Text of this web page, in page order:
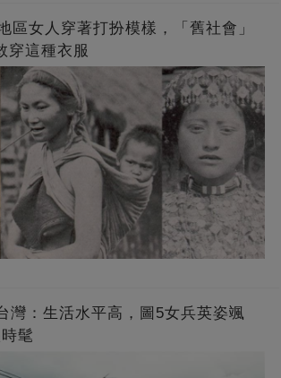
區女人穿著打扮模樣，「舊社會」
穿這種衣服
灣：生活水平高，圖5女兵英姿颯
髦